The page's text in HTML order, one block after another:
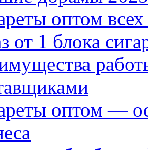
оптом
от 1 блока
оптом —